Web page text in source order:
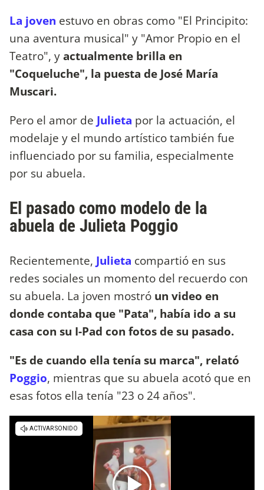
La joven estuvo en obras como "El Principito:
una aventura musical" y "Amor Propio en el
Teatro", yactualmente brilla en
"Coqueluche", la puesta de José María
Muscari.
Pero el amor de Julieta por la actuación, el
modelaje y el mundo artístico también fue
influenciado por su familia, especialmente
por su abuela.
El pasado como modelo de la
abuela de Julieta Poggio
Recientemente, Julieta compartió en sus
redes sociales un momento del recuerdo con
su abuela. La joven mostró un video en
donde contaba que "Pata", había ido a su
casa con su I-Pad con fotos de su pasado.
"Es de cuando ella tenía su marca", relató
Poggio, mientras que su abuela acotó que en
esas fotos ella tenía "23 o 24 años".